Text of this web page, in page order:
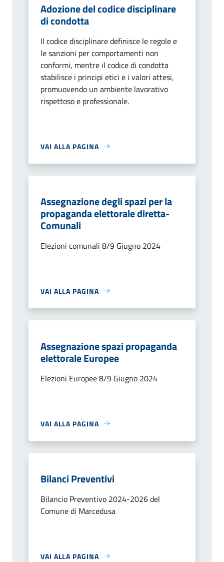
Adozione del codice disciplinare
di condotta
Il codice disciplinare definisce le regole e
le sanzioni per comportamenti non
conformi, mentre il codice di condotta
stabilisce i principi etici e i valori attesi,
promuovendo un ambiente lavorativo
rispettoso e professionale.
VAI ALLA PAGINA
Assegnazione degli spazi per la
propaganda elettorale diretta-
Comunali
Elezioni comunali 8/9 Giugno 2024
VAI ALLA PAGINA
Assegnazione spazi propaganda
elettorale Europee
Elezioni Europee 8/9 Giugno 2024
VAI ALLA PAGINA
Bilanci Preventivi
Bilancio Preventivo 2024-2026 del
Comune di Marcedusa
VAI ALLA PAGINA